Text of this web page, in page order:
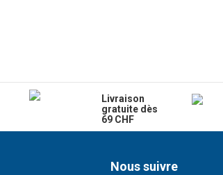
Livraison
gratuite dès
69 CHF
Nous suivre